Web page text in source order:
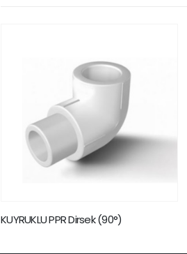
KUYRUKLU PPR Dirsek (90°)